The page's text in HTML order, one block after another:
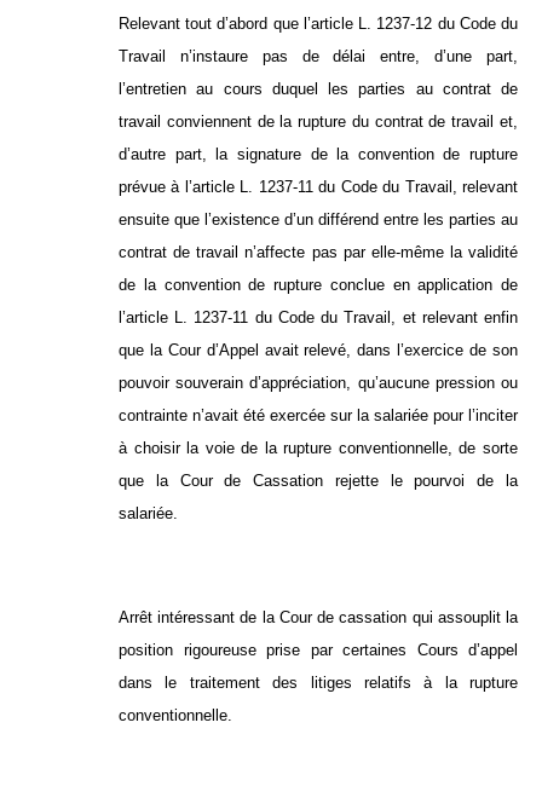
Relevant tout d’abord que l’article L. 1237-12 du Code du
Travail n’instaure pas de délai entre, d’une part,
l’entretien au cours duquel les parties au contrat de
travail conviennent de la rupture du contrat de travail et,
d’autre part, la signature de la convention de rupture
prévue à l’article L. 1237-11 du Code du Travail, relevant
ensuite que l’existence d’un différend entre les parties au
contrat de travail n’affecte pas par elle-même la validité
de la convention de rupture conclue en application de
l’article L. 1237-11 du Code du Travail, et relevant enfin
que la Cour d’Appel avait relevé, dans l’exercice de son
pouvoir souverain d’appréciation, qu’aucune pression ou
contrainte n’avait été exercée sur la salariée pour l’inciter
à choisir la voie de la rupture conventionnelle, de sorte
que la Cour de Cassation rejette le pourvoi de la
salariée.
Arrêt intéressant de la Cour de cassation qui assouplit la
position rigoureuse prise par certaines Cours d’appel
dans le traitement des litiges relatifs à la rupture
conventionnelle.